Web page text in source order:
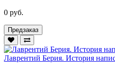
0 руб.
Предзаказ
Лаврентий Берия. История